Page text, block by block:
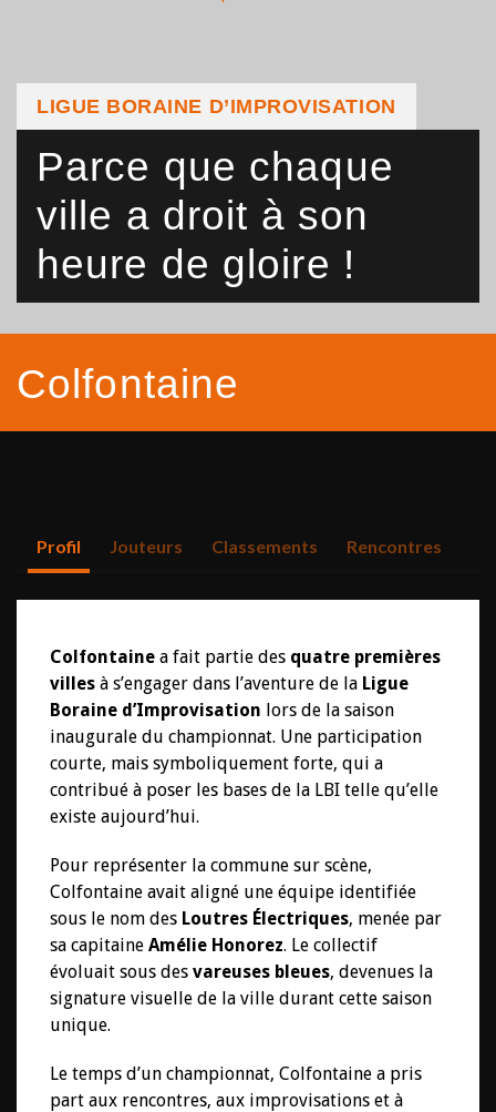
LIGUE BORAINE D’IMPROVISATION
Parce que chaque
ville a droit à son
heure de gloire !
Colfontaine
Profil Jouteurs Classements Rencontres
Colfontaine a fait partie des quatre premières
villes à s’engager dans l’aventure de la Ligue
Boraine d’Improvisation lors de la saison
inaugurale du championnat. Une participation
courte, mais symboliquement forte, qui a
contribué à poser les bases de la LBI telle qu’elle
existe aujourd’hui.
Pour représenter la commune sur scène,
Colfontaine avait aligné une équipe identifiée
sous le nom des Loutres Électriques, menée par
sa capitaine Amélie Honorez. Le collectif
évoluait sous des vareuses bleues, devenues la
signature visuelle de la ville durant cette saison
unique.
Le temps d’un championnat, Colfontaine a pris
part aux rencontres, aux improvisations et à